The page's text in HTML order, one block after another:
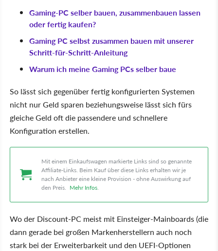
Gaming-PC selber bauen, zusammenbauen lassen
oder fertig kaufen?
Gaming PC selbst zusammen bauen mit unserer
Schritt-für-Schritt-Anleitung
Warum ich meine Gaming PCs selber baue
So lässt sich gegenüber fertig konfigurierten Systemen
nicht nur Geld sparen beziehungsweise lässt sich fürs
gleiche Geld oft die passendere und schnellere
Konfiguration erstellen.
Mit einem Einkaufswagen markierte Links sind so genannte
Affiliate-Links. Beim Kauf über diese Links erhalten wir je
nach Anbieter eine kleine Provision - ohne Auswirkung auf
den Preis. Mehr Infos.
Wo der Discount-PC meist mit Einsteiger-Mainboards (die
dann gerade bei großen Markenherstellern auch noch
stark bei der Erweiterbarkeit und den UEFI-Optionen